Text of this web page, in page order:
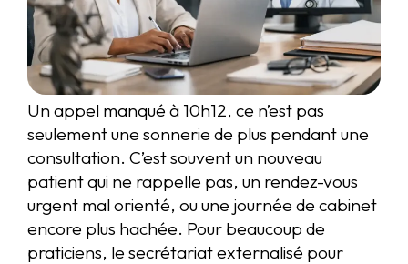
Un appel manqué à 10h12, ce n’est pas
seulement une sonnerie de plus pendant une
consultation. C’est souvent un nouveau
patient qui ne rappelle pas, un rendez-vous
urgent mal orienté, ou une journée de cabinet
encore plus hachée. Pour beaucoup de
praticiens, le secrétariat externalisé pour